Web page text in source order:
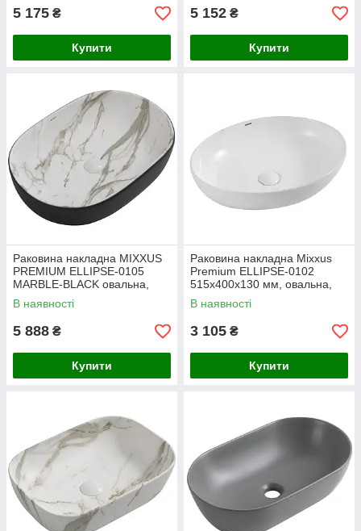
5 175 ₴
Купити
5 152 ₴
Купити
Раковина накладна MIXXUS
PREMIUM ELLIPSE-0105
MARBLE-BLACK овальна,
глянцева, мармуровий колір
В наявності
5 888 ₴
Купити
Раковина накладна Mixxus
Premium ELLIPSE-0102
515х400х130 мм, овальна,
біла, порцелянова (MP6551)
В наявності
3 105 ₴
Купити